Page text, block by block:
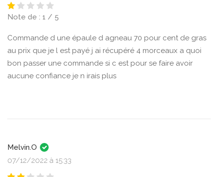
Note de : 1 / 5
Commande d une épaule d agneau 70 pour cent de gras
au prix que je l est payé j ai récupéré 4 morceaux a quoi
bon passer une commande si c est pour se faire avoir
aucune confiance je n irais plus
Melvin.O
07/12/2022 à 15:33